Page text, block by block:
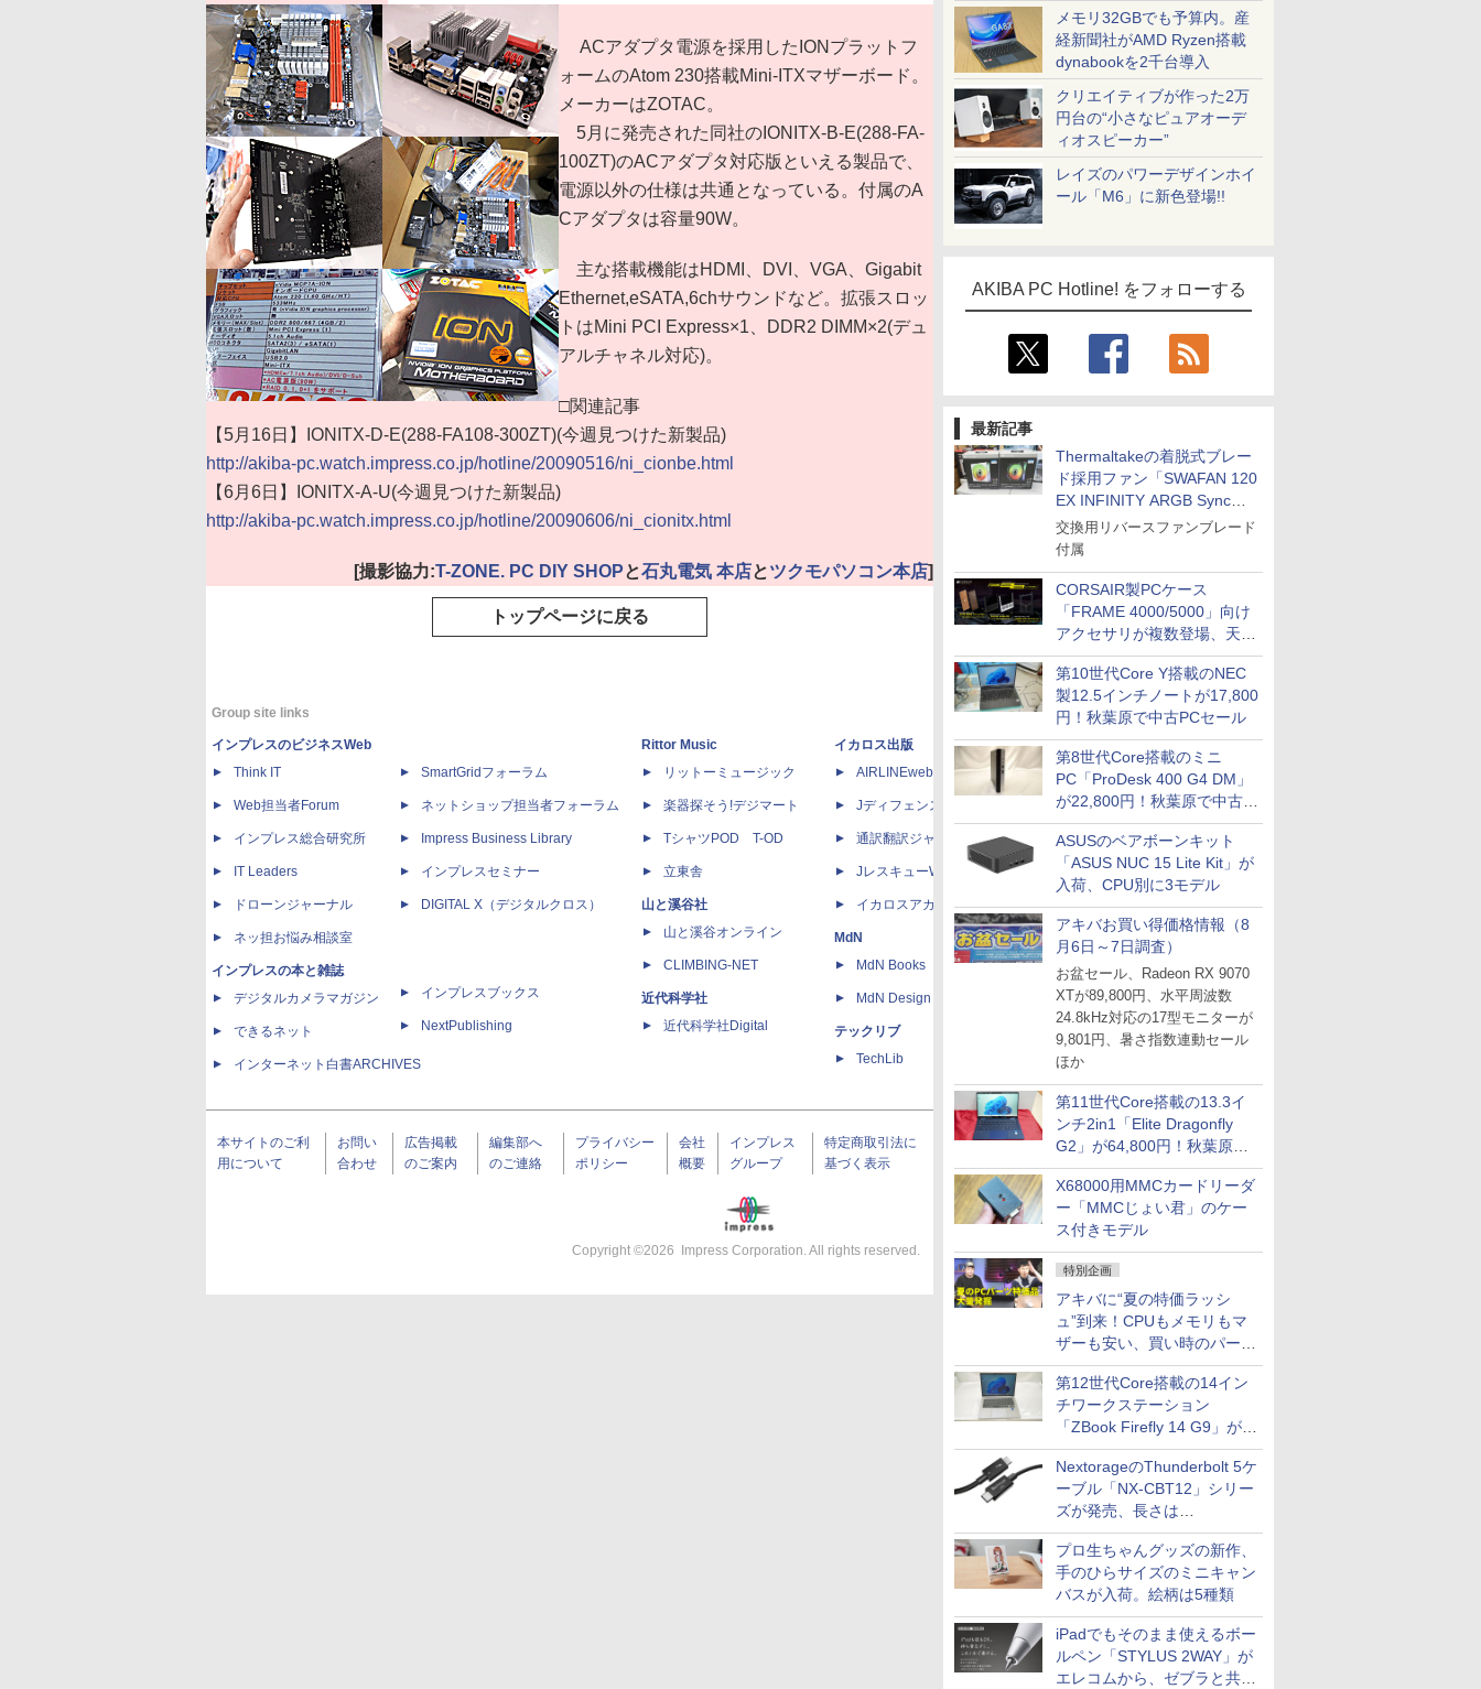
メモリ32GBでも予算内。産
経新聞社がAMD Ryzen搭載
dynabookを2千台導入
クリエイティブが作った2万
円台の“小さなピュアオーデ
ィオスピーカー”
レイズのパワーデザインホイ
ール「M6」に新色登場!!
AKIBA PC Hotline! をフォローする
最新記事
Thermaltakeの着脱式ブレー
ド採用ファン「SWAFAN 120
EX INFINITY ARGB Sync」
に単品パッケージ
交換用リバースファンブレード
付属
CORSAIR製PCケース
「FRAME 4000/5000」向け
アクセサリが複数登場、天然
木製パネルや背面コネクタ対
応トレイなど
第10世代Core Y搭載のNEC
製12.5インチノートが17,800
円！秋葉原で中古PCセール
第8世代Core搭載のミニ
PC「ProDesk 400 G4 DM」
が22,800円！秋葉原で中古
PCセール
ASUSのベアボーンキット
「ASUS NUC 15 Lite Kit」が
入荷、CPU別に3モデル
アキバお買い得価格情報（8
月6日～7日調査）
お盆セール、Radeon RX 9070
XTが89,800円、水平周波数
24.8kHz対応の17型モニターが
9,801円、暑さ指数連動セール
ほか
第11世代Core搭載の13.3イ
ンチ2in1「Elite Dragonfly
G2」が64,800円！秋葉原で
中古PCセール
X68000用MMCカードリーダ
ー「MMCじょい君」のケー
ス付きモデル
特別企画
アキバに“夏の特価ラッシ
ュ”到来！CPUもメモリもマ
ザーも安い、買い時のパーツ
は？【8月7日(金)22時配信】
第12世代Core搭載の14イン
チワークステーション
「ZBook Firefly 14 G9」が
79,800円！秋葉原で中古PC
セール
NextorageのThunderbolt 5ケ
ーブル「NX-CBT12」シリー
ズが発売、長さは
30cm/50cm/1mの3種類
プロ生ちゃんグッズの新作、
手のひらサイズのミニキャン
バスが入荷。絵柄は5種類
iPadでもそのまま使えるボー
ルペン「STYLUS 2WAY」が
エレコムから、ゼブラと共同
ACアダプタ電源を採用したIONプラットフ
ォームのAtom 230搭載Mini-ITXマザーボード。
メーカーはZOTAC。
5月に発売された同社のIONITX-B-E(288-FA-
100ZT)のACアダプタ対応版といえる製品で、
電源以外の仕様は共通となっている。付属のA
Cアダプタは容量90W。
主な搭載機能はHDMI、DVI、VGA、Gigabit
Ethernet,eSATA,6chサウンドなど。拡張スロッ
トはMini PCI Express×1、DDR2 DIMM×2(デュ
アルチャネル対応)。
□関連記事
【5月16日】IONITX-D-E(288-FA108-300ZT)(今週見つけた新製品)
http://akiba-pc.watch.impress.co.jp/hotline/20090516/ni_cionbe.html
【6月6日】IONITX-A-U(今週見つけた新製品)
http://akiba-pc.watch.impress.co.jp/hotline/20090606/ni_cionitx.html
[撮影協力:T-ZONE. PC DIY SHOPと石丸電気 本店とツクモパソコン本店]
トップページに戻る
Group site links
インプレスのビジネスWeb
Think IT
Web担当者Forum
インプレス総合研究所
IT Leaders
ドローンジャーナル
ネッ担お悩み相談室
インプレスの本と雑誌
デジタルカメラマガジン
できるネット
インターネット白書ARCHIVES
SmartGridフォーラム
ネットショップ担当者フォーラム
Impress Business Library
インプレスセミナー
DIGITAL X（デジタルクロス）
インプレスブックス
NextPublishing
Rittor Music
リットーミュージック
楽器探そう!デジマート
TシャツPOD T-OD
立東舎
山と溪谷社
山と溪谷オンライン
CLIMBING-NET
近代科学社
近代科学社Digital
イカロス出版
AIRLINEweb
Jディフェンスニュース
通訳翻訳ジャーナル
JレスキューWeb
イカロスアカデミー
MdN
MdN Books
MdN Design Interactive
テックリブ
TechLib
ICE
天海社
Comic curea
impress QuickBooks
PUBFUN
IPGネットワーク
TシャツPOD pTa.shop
カスタム写真集POD fabli
Impress Group Publication Informa
tion
本サイトのご利
用について
お問い
合わせ
広告掲載
のご案内
編集部へ
のご連絡
プライバシー
ポリシー
会社
概要
インプレス
グループ
特定商取引法に
基づく表示
Copyright ©2026 Impress Corporation. All rights reserved.